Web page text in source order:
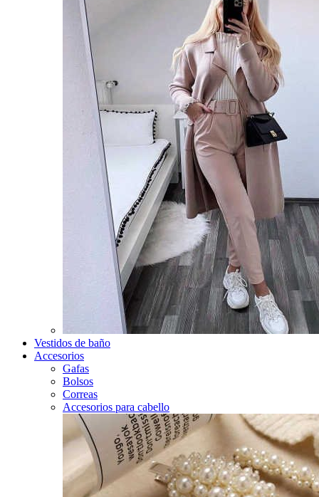
Vestidos de baño
Accesorios
Gafas
Bolsos
Correas
Accesorios para cabello